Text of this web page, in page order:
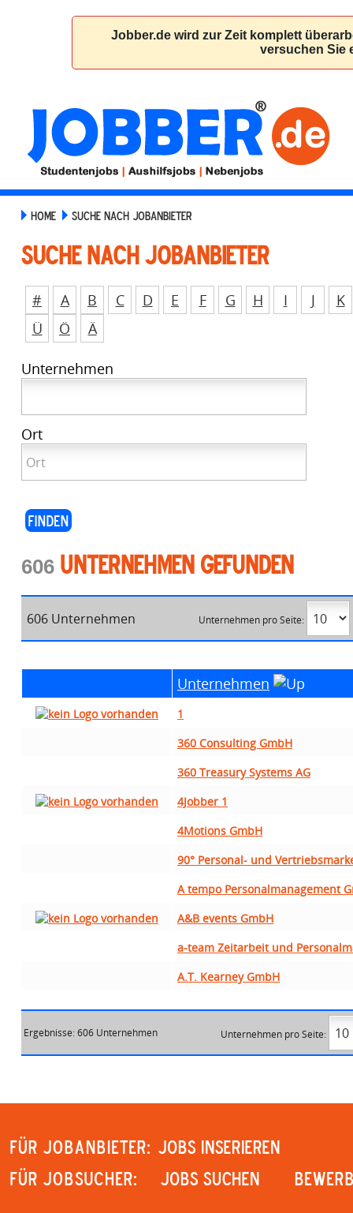
HOME SUCHE NACH JOBANBIETER
Suche nach Jobanbieter
# A B C D E F G H I J
K
Ü
Ö Ä
Unternehmen
Ort
606 Unternehmen gefunden
606 Unternehmen Unternehmen pro Seite:
Unternehmen
1
360 Consulting GmbH
360 Treasury Systems AG
4Jobber 1
4Motions GmbH
90° Personal- und
A tempo Personalmanagement
A&B events GmbH
a-team Zeitarbeit und
A.T. Kearney GmbH
Ergebnisse: 606 Unternehmen Unternehmen pro Seite:
Für Jobanbieter: JOBS INSERIEREN
Für Jobsucher:
JOBS SUCHEN